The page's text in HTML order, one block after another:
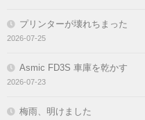
プリンターが壊れちまった
2026-07-25
Asmic FD3S 車庫を乾かす
2026-07-23
梅雨、明けました